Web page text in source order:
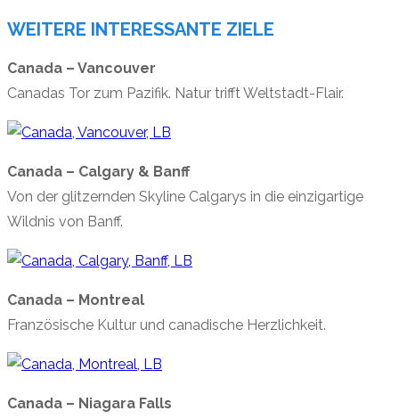
WEITERE INTERESSANTE ZIELE
Canada – Vancouver
Canadas Tor zum Pazifik. Natur trifft Weltstadt-Flair.
Canada – Calgary & Banff
Von der glitzernden Skyline Calgarys in die einzigartige
Wildnis von Banff.
Canada – Montreal
Französische Kultur und canadische Herzlichkeit.
Canada – Niagara Falls